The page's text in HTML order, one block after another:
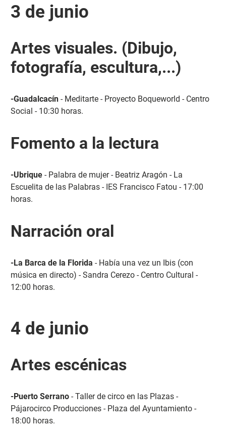
3 de junio
Artes visuales. (Dibujo,
fotografía, escultura,...)
-Guadalcacín- Meditarte - Proyecto Boqueworld - Centro
Social - 10:30 horas.
Fomento a la lectura
-Ubrique- Palabra de mujer - Beatriz Aragón - La
Escuelita de las Palabras - IES Francisco Fatou - 17:00
horas.
Narración oral
-La Barca de la Florida - Había una vez un Ibis (con
música en directo) - Sandra Cerezo - Centro Cultural -
12:00 horas.
4 de junio
Artes escénicas
-Puerto Serrano- Taller de circo en las Plazas -
Pájarocirco Producciones - Plaza del Ayuntamiento -
18:00 horas.